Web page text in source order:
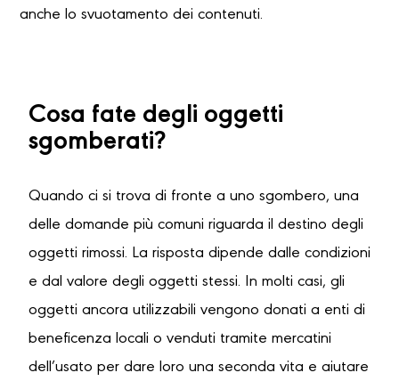
anche lo svuotamento dei contenuti.
Cosa fate degli oggetti
sgomberati?
Quando ci si trova di fronte a uno sgombero, una
delle domande più comuni riguarda il destino degli
oggetti rimossi. La risposta dipende dalle condizioni
e dal valore degli oggetti stessi. In molti casi, gli
oggetti ancora utilizzabili vengono donati a enti di
beneficenza locali o venduti tramite mercatini
dell’usato per dare loro una seconda vita e aiutare